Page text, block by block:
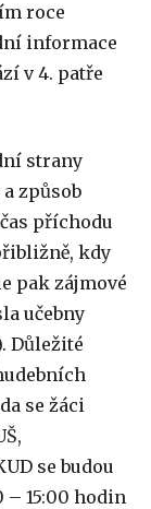
roce
informace
v 4. patře
strany
způsob
příchodu
kdy
pak zájmové
učebny
Důležité
se žáci
se budou
– 15:00 hodin